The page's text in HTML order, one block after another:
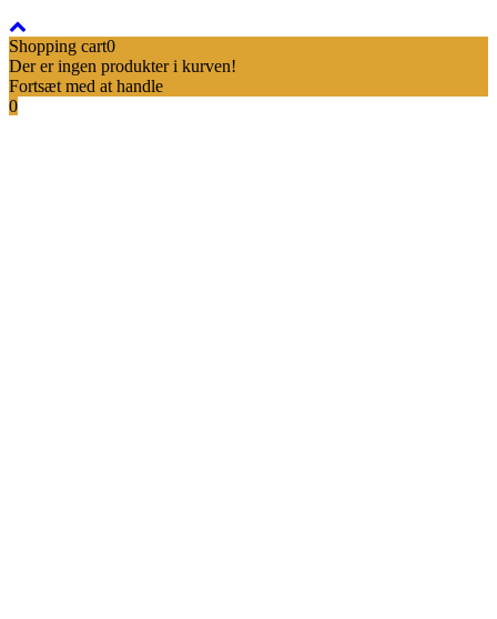
Shopping cart0
Der er ingen produkter i kurven!
Fortsæt med at handle
0